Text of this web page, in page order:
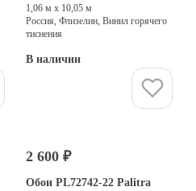
1,06 м х 10,05 м
Россия, Флизелин, Винил горячего
тиснения
В наличии
2 600 ₽
Обои PL72742-22 Palitra